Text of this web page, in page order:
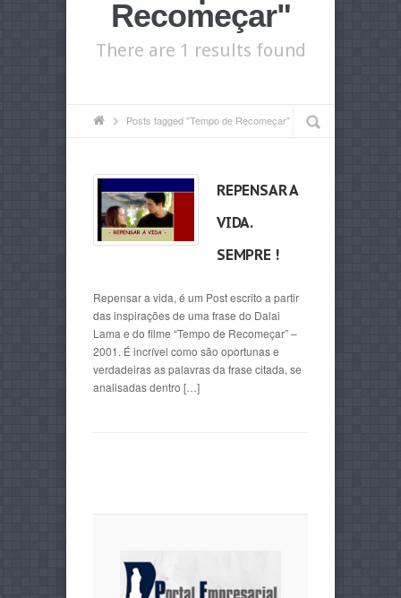
Recomeçar"
There are 1 results found
Posts tagged "Tempo de Recomeçar"
REPENSAR A
VIDA.
SEMPRE !
Repensar a vida, é um Post escrito a partir
das inspirações de uma frase do Dalai
Lama e do filme “Tempo de Recomeçar” –
2001. É incrível como são oportunas e
verdadeiras as palavras da frase citada, se
analisadas dentro […]